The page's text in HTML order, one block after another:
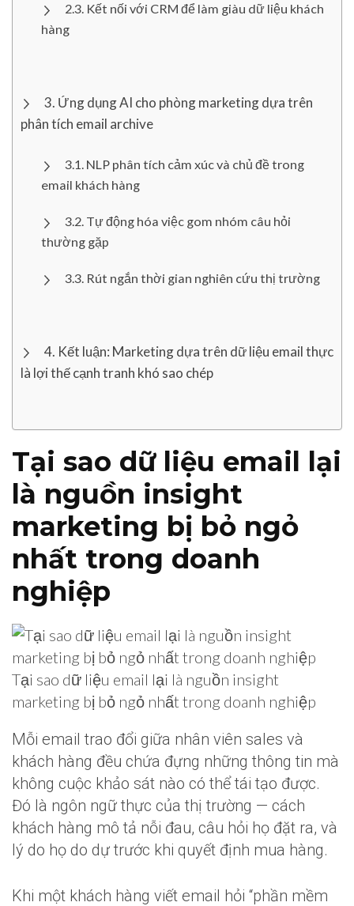
Kết nối với CRM để làm giàu dữ liệu khách
hàng
Ứng dụng AI cho phòng marketing dựa trên
phân tích email archive
NLP phân tích cảm xúc và chủ đề trong
email khách hàng
Tự động hóa việc gom nhóm câu hỏi
thường gặp
Rút ngắn thời gian nghiên cứu thị trường
Kết luận: Marketing dựa trên dữ liệu email thực
là lợi thế cạnh tranh khó sao chép
Tại sao dữ liệu email lại
là nguồn insight
marketing bị bỏ ngỏ
nhất trong doanh
nghiệp
Tại sao dữ liệu email lại là nguồn insight
marketing bị bỏ ngỏ nhất trong doanh nghiệp
Mỗi email trao đổi giữa nhân viên sales và
khách hàng đều chứa đựng những thông tin mà
không cuộc khảo sát nào có thể tái tạo được.
Đó là ngôn ngữ thực của thị trường — cách
khách hàng mô tả nỗi đau, câu hỏi họ đặt ra, và
lý do họ do dự trước khi quyết định mua hàng.
Khi một khách hàng viết email hỏi “phần mềm